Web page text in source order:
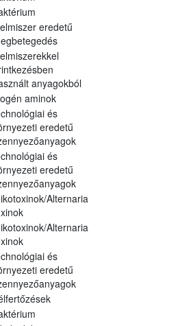
eredetű
anyagokból
aminok
és
eredetű
és
eredetű
Alternaria
Alternaria
és
eredetű